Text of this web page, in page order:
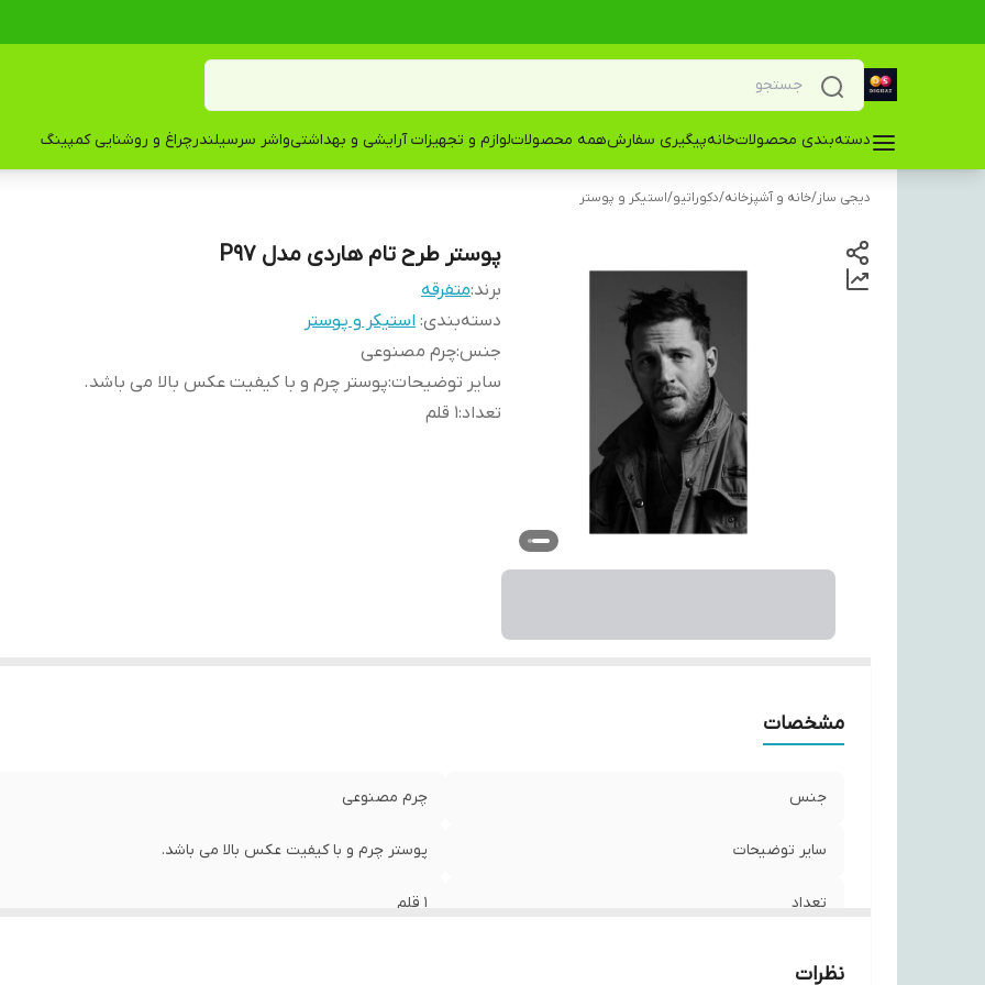
دسته‌بندی محصولاتخانهپیگیری سفارشهمه محصولاتلوازم و تجهیزات آرایشی و بهداشتیواشر سرسیلندرچراغ و روشنایی کمپینگ
دیجی ساز/خانه و آشپزخانه/دکوراتیو/استیکر و پوستر
پوستر طرح تام هاردی مدل P97
برند:متفرقه
دسته‌بندی: استیکر و پوستر
جنس:چرم مصنوعی
سایر توضیحات:پوستر چرم و با کیفیت عکس بالا می باشد.
تعداد:1 قلم
مشخصات
جنس چرم مصنوعی
سایر توضیحات پوستر چرم و با کیفیت عکس بالا می باشد.
تعداد 1 قلم
نظرات